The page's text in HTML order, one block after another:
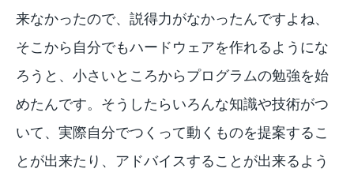
来なかったので、説得力がなかったんですよね、
そこから自分でもハードウェアを作れるようにな
ろうと、小さいところからプログラムの勉強を始
めたんです。そうしたらいろんな知識や技術がつ
いて、実際自分でつくって動くものを提案するこ
とが出来たり、アドバイスすることが出来るよう